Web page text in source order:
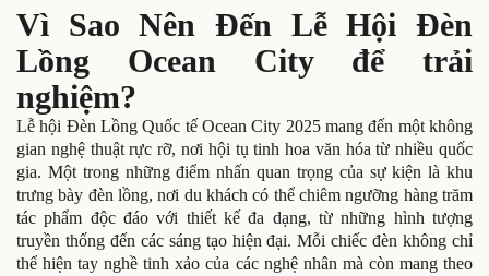
Vì Sao Nên Đến Lễ Hội Đèn
Lồng Ocean City để trải
nghiệm?
Lễ hội Đèn Lồng Quốc tế Ocean City 2025 mang đến một không
gian nghệ thuật rực rỡ, nơi hội tụ tinh hoa văn hóa từ nhiều quốc
gia. Một trong những điểm nhấn quan trọng của sự kiện là khu
trưng bày đèn lồng, nơi du khách có thể chiêm ngưỡng hàng trăm
tác phẩm độc đáo với thiết kế đa dạng, từ những hình tượng
truyền thống đến các sáng tạo hiện đại. Mỗi chiếc đèn không chỉ
thể hiện tay nghề tinh xảo của các nghệ nhân mà còn mang theo